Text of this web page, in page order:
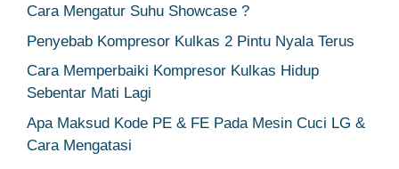
Cara Mengatur Suhu Showcase ?
Penyebab Kompresor Kulkas 2 Pintu Nyala Terus
Cara Memperbaiki Kompresor Kulkas Hidup
Sebentar Mati Lagi
Apa Maksud Kode PE & FE Pada Mesin Cuci LG &
Cara Mengatasi